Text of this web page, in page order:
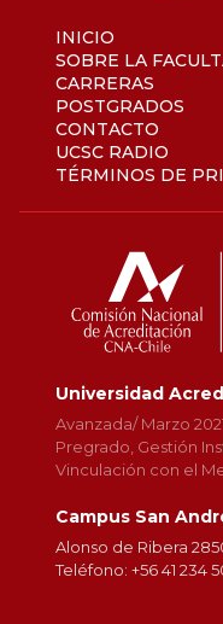
INICIO
SOBRE LA
CARRERAS
POSTGRADOS
CONTACTO
UCSC RADIO
TÉRMINOS DE
Universidad
Avanzada/ Marzo
Pregrado, Gestión
Vinculación con el
Campus San
Alonso de Ribera
Teléfono: +56 41 234